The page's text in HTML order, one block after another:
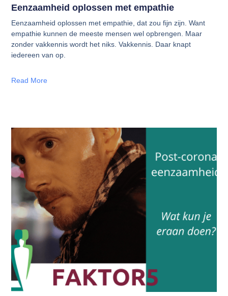
Eenzaamheid oplossen met empathie
Eenzaamheid oplossen met empathie, dat zou fijn zijn. Want
empathie kunnen de meeste mensen wel opbrengen. Maar
zonder vakkennis wordt het niks. Vakkennis. Daar knapt
iedereen van op.
Read More